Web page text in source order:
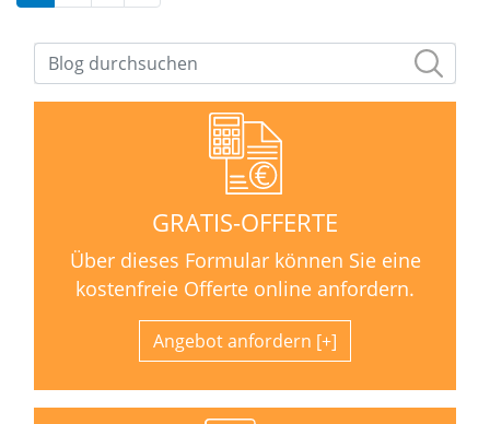
GRATIS-OFFERTE
Über dieses Formular können Sie eine
kostenfreie Offerte online anfordern.
Angebot anfordern